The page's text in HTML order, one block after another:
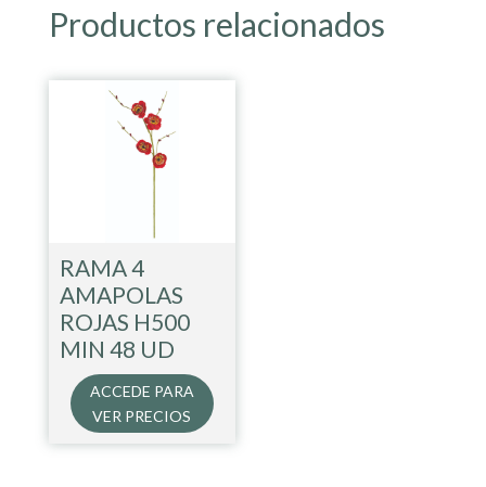
Productos relacionados
RAMA 4
AMAPOLAS
ROJAS H500
MIN 48 UD
ACCEDE PARA
VER PRECIOS